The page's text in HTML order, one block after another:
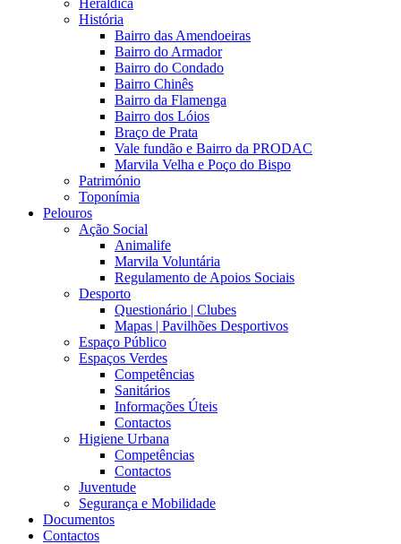
Heráldica
História
Bairro das Amendoeiras
Bairro do Armador
Bairro do Condado
Bairro Chinês
Bairro da Flamenga
Bairro dos Lóios
Braço de Prata
Vale fundão e Bairro da PRODAC
Marvila Velha e Poço do Bispo
Património
Toponímia
Pelouros
Ação Social
Animalife
Marvila Voluntária
Regulamento de Apoios Sociais
Desporto
Questionário | Clubes
Mapas | Pavilhões Desportivos
Espaço Público
Espaços Verdes
Competências
Sanitários
Informações Úteis
Contactos
Higiene Urbana
Competências
Contactos
Juventude
Segurança e Mobilidade
Documentos
Contactos